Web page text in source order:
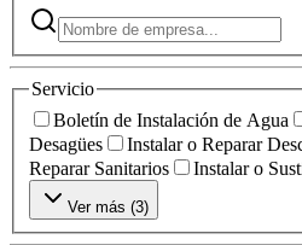
Servicio
Boletín de Instalación de Agua
Desagües
Instalar o Reparar
Reparar Sanitarios
Instalar o
Ver más (3)